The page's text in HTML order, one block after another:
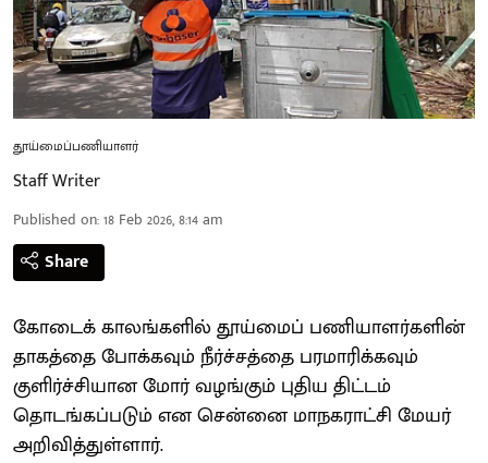
தூய்மைப்பணியாளர்
Staff Writer
Published on:18 Feb 2026, 8:14 am
Share
கோடைக் காலங்களில் தூய்மைப் பணியாளர்களின்
தாகத்தை போக்கவும் நீர்ச்சத்தை பரமாரிக்கவும்
குளிர்ச்சியான மோர் வழங்கும் புதிய திட்டம்
தொடங்கப்படும் என சென்னை மாநகராட்சி மேயர்
அறிவித்துள்ளார்.